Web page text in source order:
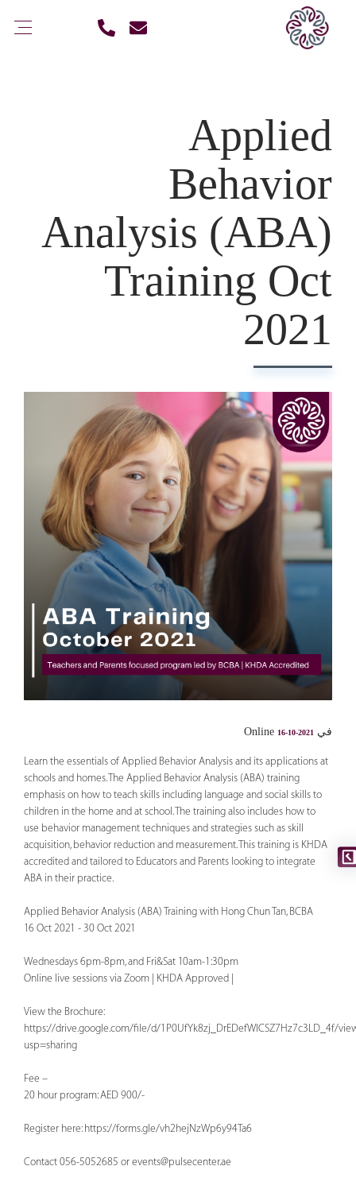
Applied
Behavior
Analysis (ABA)
Training Oct
2021
في Online 16-10-2021
Learn the essentials of Applied Behavior Analysis and its applications at
schools and homes. The Applied Behavior Analysis (ABA) training
emphasis on how to teach skills including language and social skills to
children in the home and at school. The training also includes how to
use behavior management techniques and strategies such as skill
acquisition, behavior reduction and measurement. This training is KHDA
accredited and tailored to Educators and Parents looking to integrate
ABA in their practice.
Applied Behavior Analysis (ABA) Training with Hong Chun Tan, BCBA
16 Oct 2021 - 30 Oct 2021
Wednesdays 6pm-8pm, and Fri&Sat 10am-1:30pm
Online live sessions via Zoom | KHDA Approved |
View the Brochure:
https://drive.google.com/file/d/1P0UfYk8zj_DrEDefWlCSZ7Hz7c3LD_4f/
usp=sharing
Fee –
20 hour program: AED 900/-
Register here: https://forms.gle/vh2hejNzWp6y94Ta6
Contact 056-5052685 or events@pulsecenter.ae